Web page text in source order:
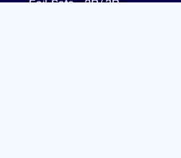
Fail-Safe – 2P / 3P